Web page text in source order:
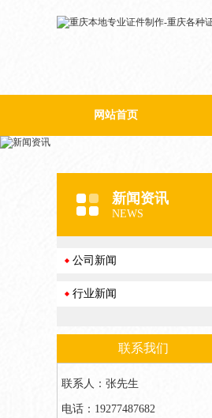
网站首页
新闻资讯
NEWS
公司新闻
行业新闻
联系我们
联系人：张先生
电话：19277487682